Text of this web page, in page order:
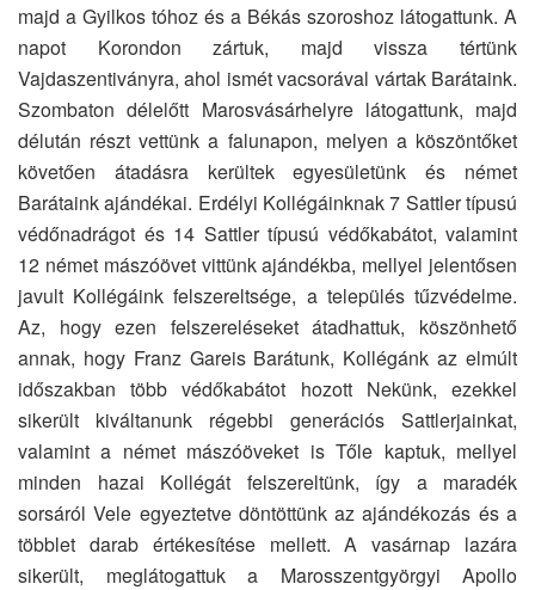
majd a Gyilkos tóhoz és a Békás szoroshoz látogattunk. A
napot Korondon zártuk, majd vissza tértünk
Vajdaszentiványra, ahol ismét vacsorával vártak Barátaink.
Szombaton délelőtt Marosvásárhelyre látogattunk, majd
délután részt vettünk a falunapon, melyen a köszöntőket
követően átadásra kerültek egyesületünk és német
Barátaink ajándékai. Erdélyi Kollégáinknak 7 Sattler típusú
védőnadrágot és 14 Sattler típusú védőkabátot, valamint
12 német mászóövet vittünk ajándékba, mellyel jelentősen
javult Kollégáink felszereltsége, a település tűzvédelme.
Az, hogy ezen felszereléseket átadhattuk, köszönhető
annak, hogy Franz Gareis Barátunk, Kollégánk az elmúlt
időszakban több védőkabátot hozott Nekünk, ezekkel
sikerült kiváltanunk régebbi generációs Sattlerjainkat,
valamint a német mászóöveket is Tőle kaptuk, mellyel
minden hazai Kollégát felszereltünk, így a maradék
sorsáról Vele egyeztetve döntöttünk az ajándékozás és a
többlet darab értékesítése mellett. A vasárnap lazára
sikerült, meglátogattuk a Marosszentgyörgyi Apollo